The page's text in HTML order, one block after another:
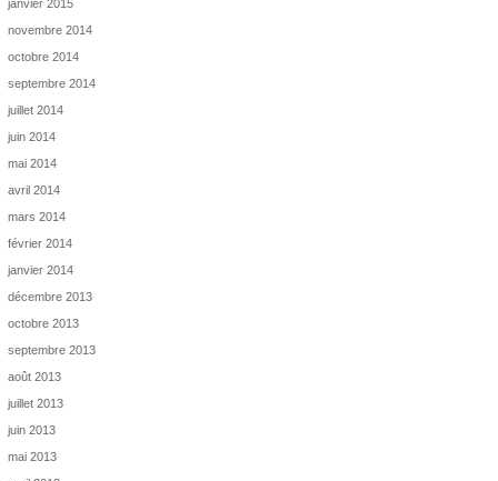
janvier 2015
novembre 2014
octobre 2014
septembre 2014
juillet 2014
juin 2014
mai 2014
avril 2014
mars 2014
février 2014
janvier 2014
décembre 2013
octobre 2013
septembre 2013
août 2013
juillet 2013
juin 2013
mai 2013